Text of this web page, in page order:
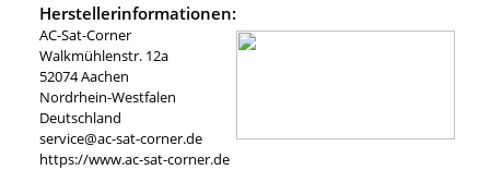
Herstellerinformationen:
AC-Sat-Corner
Walkmühlenstr. 12a
52074 Aachen
Nordrhein-Westfalen
Deutschland
service@ac-sat-corner.de
https://www.ac-sat-corner.de